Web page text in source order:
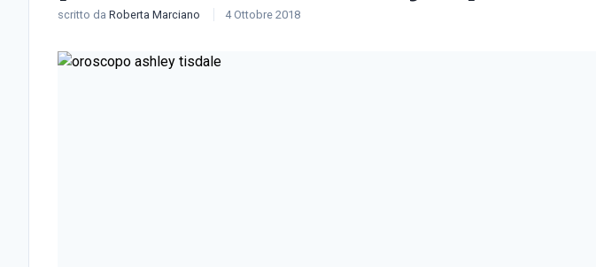
scritto da Roberta Marciano 4 Ottobre 2018